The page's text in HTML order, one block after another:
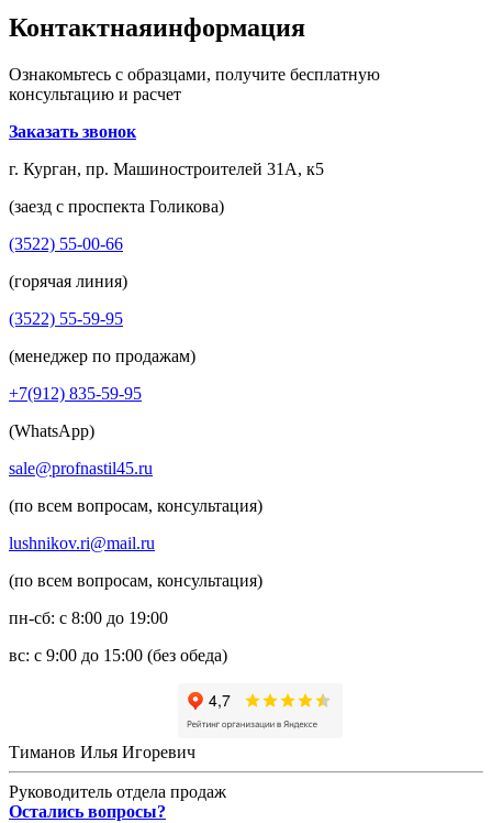
Контактнаяинформация
Ознакомьтесь с образцами, получите бесплатную
консультацию и расчет
Заказать звонок
г. Курган, пр. Машиностроителей 31А, к5
(заезд с проспекта Голикова)
(3522) 55-00-66
(горячая линия)
(3522) 55-59-95
(менеджер по продажам)
+7(912) 835-59-95
(WhatsApp)
sale@profnastil45.ru
(по всем вопросам, консультация)
lushnikov.ri@mail.ru
(по всем вопросам, консультация)
пн-сб: с 8:00 до 19:00
вс: с 9:00 до 15:00 (без обеда)
Тиманов Илья Игоревич
Руководитель отдела продаж
Остались вопросы?